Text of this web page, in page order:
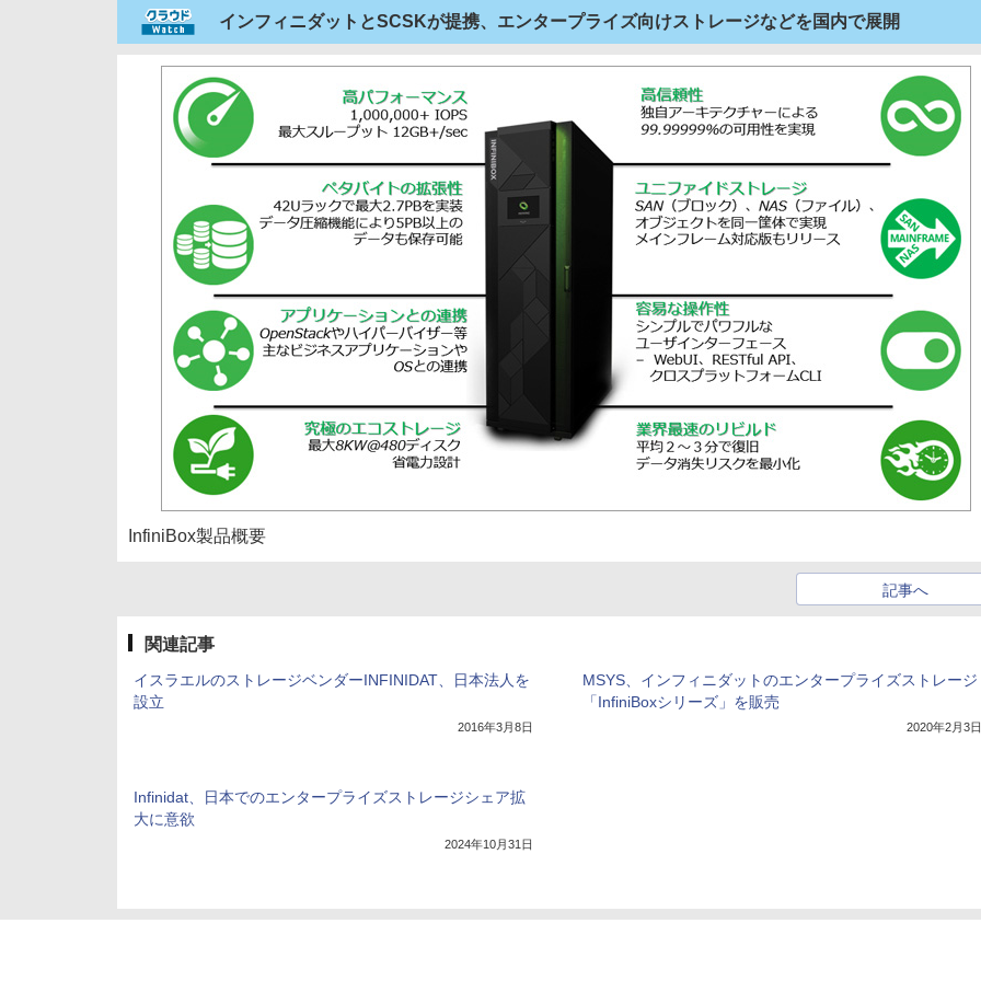
インフィニダットとSCSKが提携、エンタープライズ向けストレージなどを国内で展開
InfiniBox製品概要
記事へ
関連記事
イスラエルのストレージベンダーINFINIDAT、日本法人を
設立
2016年3月8日
MSYS、インフィニダットのエンタープライズストレージ
「InfiniBoxシリーズ」を販売
2020年2月3日
Infinidat、日本でのエンタープライズストレージシェア拡
大に意欲
2024年10月31日